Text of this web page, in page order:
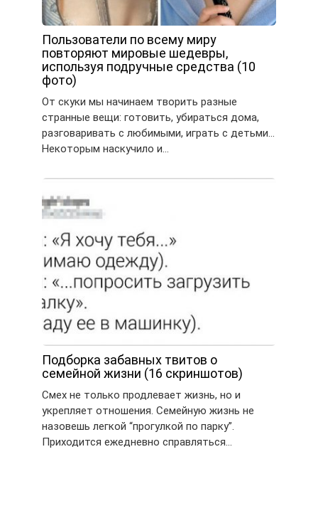
Пользователи по всему миру
повторяют мировые шедевры,
используя подручные средства (10
фото)
От скуки мы начинаем творить разные
странные вещи: готовить, убираться дома,
разговаривать с любимыми, играть с детьми…
Некоторым наскучило и…
Подборка забавных твитов о
семейной жизни (16 скриншотов)
Смех не только продлевает жизнь, но и
укрепляет отношения. Семейную жизнь не
назовешь легкой “прогулкой по парку”.
Приходится ежедневно справляться…